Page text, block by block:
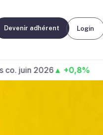
Devenir adhérent Login
2026▲ +0,8%